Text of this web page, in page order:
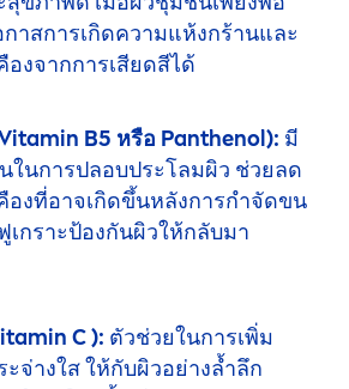
าสการเกิดความแห้งกร้านและ
องจากการเสียดสีได้
B5 หรือ Panthenol): มี
ในการปลอบประโลมผิว ช่วยลด
องที่อาจเกิดขึ้นหลังการกำจัดขน
เกราะป้องกันผิวให้กลับมา
C ): ตัวช่วยในการเพิ่ม
ะจ่างใสให้กับผิวอย่างล้ำลึก